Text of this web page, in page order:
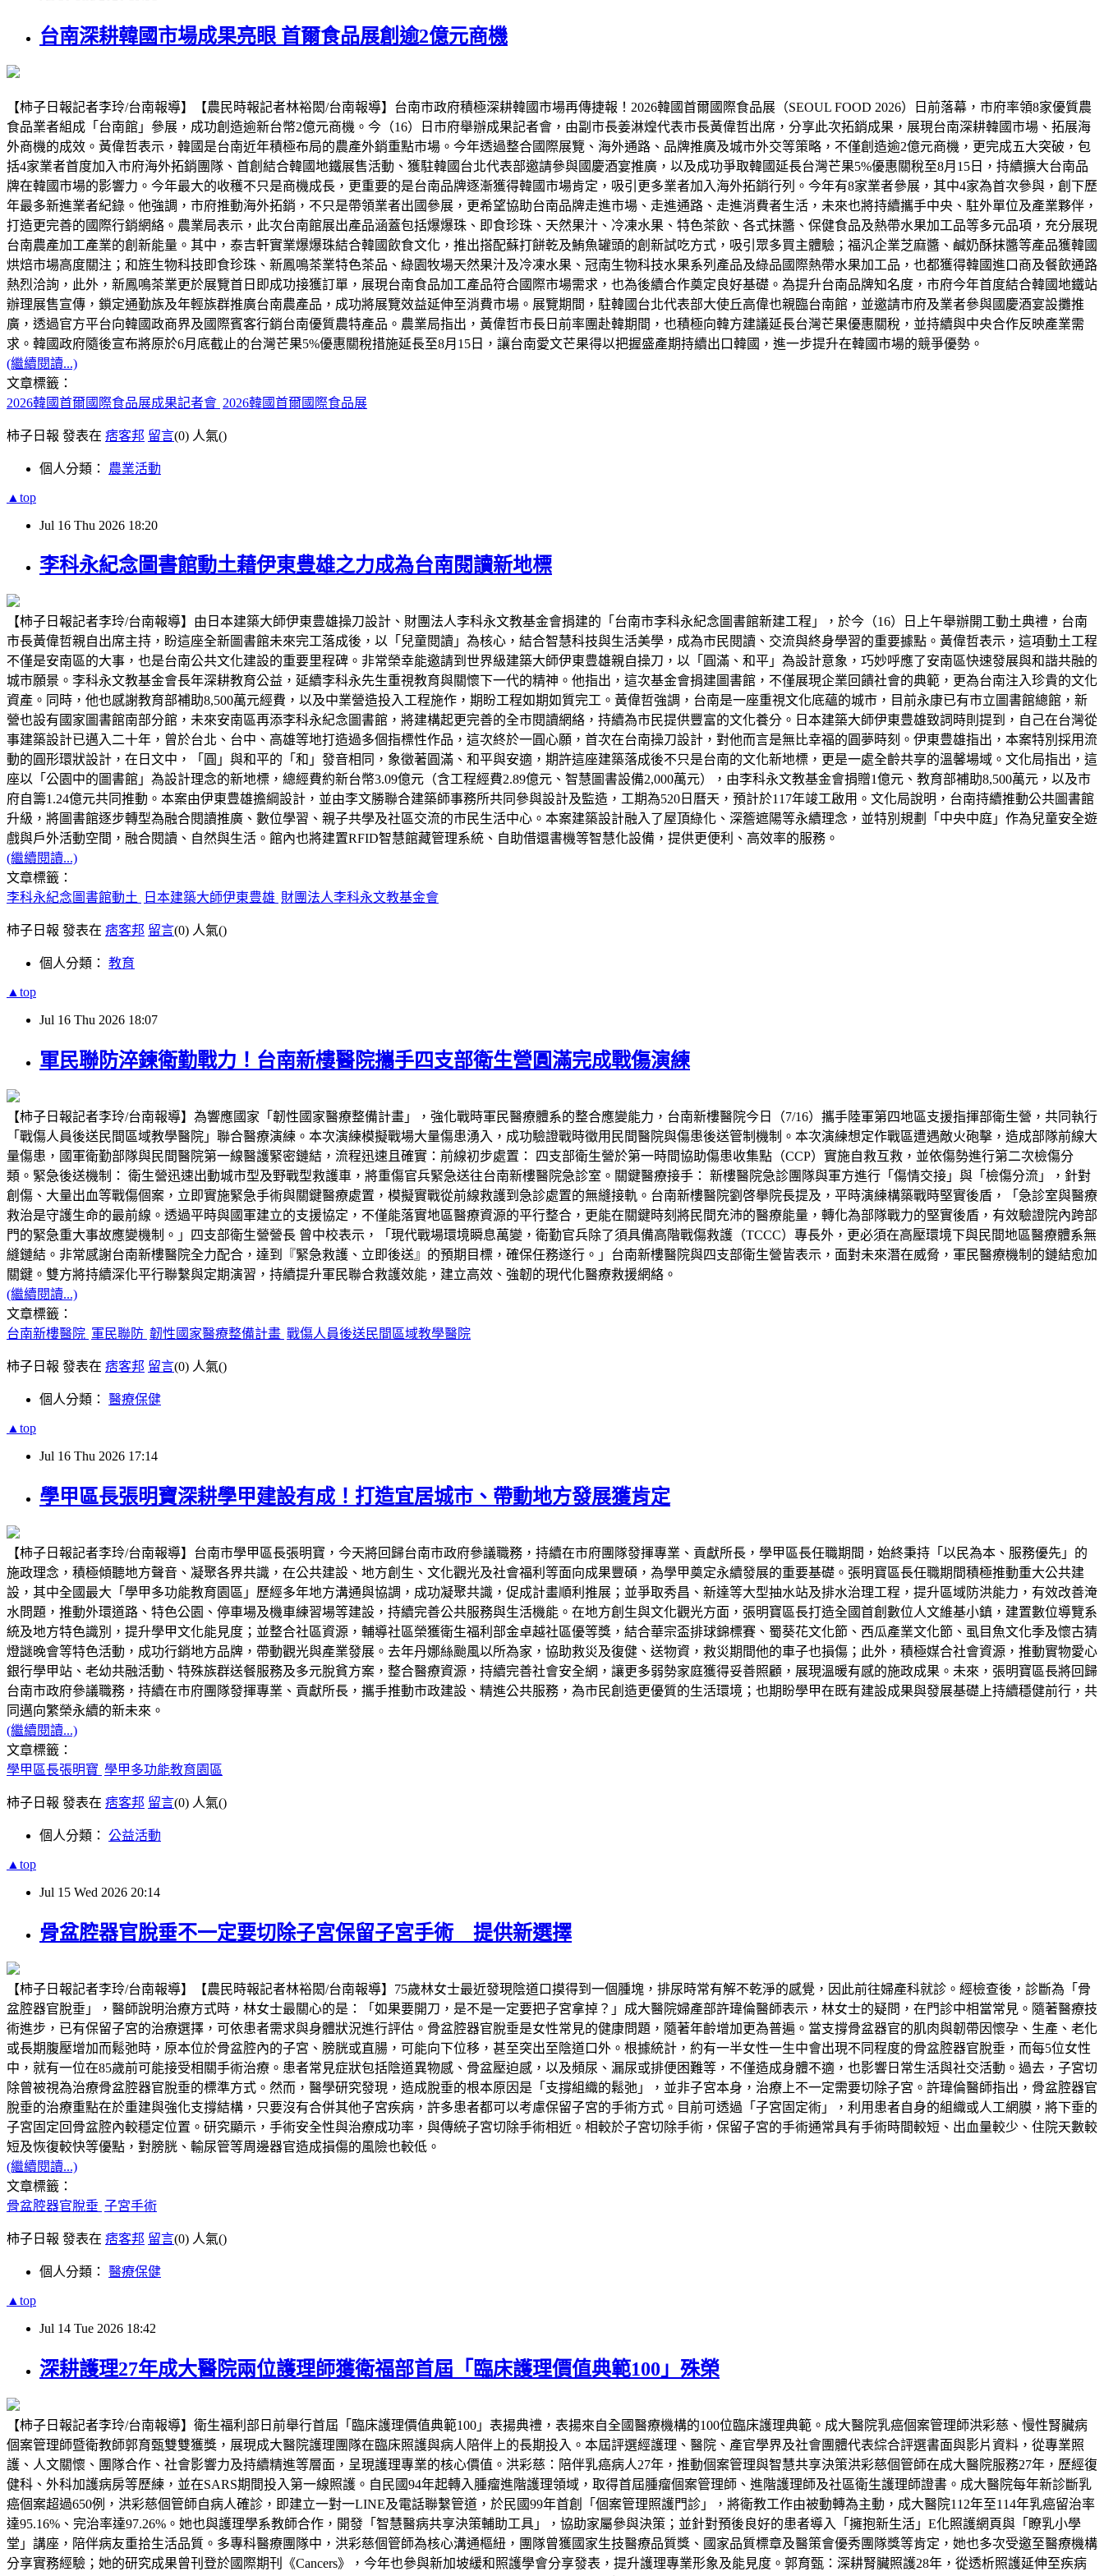
台南深耕韓國市場成果亮眼 首爾食品展創逾2億元商機
【柿子日報記者李玲/台南報導】【農民時報記者林裕閎/台南報導】台南市政府積極深耕韓國市場再傳捷報！2026韓國首爾國際食品展（SEOUL FOOD 2026）日前落幕，市府率領8家優質農
食品業者組成「台南館」參展，成功創造逾新台幣2億元商機。今（16）日市府舉辦成果記者會，由副市長姜淋煌代表市長黃偉哲出席，分享此次拓銷成果，展現台南深耕韓國市場、拓展海
外商機的成效。黃偉哲表示，韓國是台南近年積極布局的農產外銷重點市場。今年透過整合國際展覽、海外通路、品牌推廣及城市外交等策略，不僅創造逾2億元商機，更完成五大突破，包
括4家業者首度加入市府海外拓銷團隊、首創結合韓國地鐵展售活動、獲駐韓國台北代表部邀請參與國慶酒宴推廣，以及成功爭取韓國延長台灣芒果5%優惠關稅至8月15日，持續擴大台南品
牌在韓國市場的影響力。今年最大的收穫不只是商機成長，更重要的是台南品牌逐漸獲得韓國市場肯定，吸引更多業者加入海外拓銷行列。今年有8家業者參展，其中4家為首次參與，創下歷
年最多新進業者紀錄。他強調，市府推動海外拓銷，不只是帶領業者出國參展，更希望協助台南品牌走進市場、走進通路、走進消費者生活，未來也將持續攜手中央、駐外單位及產業夥伴，
打造更完善的國際行銷網絡。農業局表示，此次台南館展出產品涵蓋包括爆爆珠、即食珍珠、天然果汁、冷凍水果、特色茶飲、各式抹醬、保健食品及熱帶水果加工品等多元品項，充分展現
台南農產加工產業的創新能量。其中，泰吉軒實業爆爆珠結合韓國飲食文化，推出搭配蘇打餅乾及鮪魚罐頭的創新試吃方式，吸引眾多買主體驗；福汎企業芝麻醬、鹹奶酥抹醬等產品獲韓國
烘焙市場高度關注；和旌生物科技即食珍珠、新鳳鳴茶業特色茶品、綠園牧場天然果汁及冷凍水果、冠南生物科技水果系列產品及綠品國際熱帶水果加工品，也都獲得韓國進口商及餐飲通路
熱烈洽詢，此外，新鳳鳴茶業更於展覽首日即成功接獲訂單，展現台南食品加工產品符合國際市場需求，也為後續合作奠定良好基礎。為提升台南品牌知名度，市府今年首度結合韓國地鐵站
辦理展售宣傳，鎖定通勤族及年輕族群推廣台南農產品，成功將展覽效益延伸至消費市場。展覽期間，駐韓國台北代表部大使丘高偉也親臨台南館，並邀請市府及業者參與國慶酒宴設攤推
廣，透過官方平台向韓國政商界及國際賓客行銷台南優質農特產品。農業局指出，黃偉哲市長日前率團赴韓期間，也積極向韓方建議延長台灣芒果優惠關稅，並持續與中央合作反映產業需
求。韓國政府隨後宣布將原於6月底截止的台灣芒果5%優惠關稅措施延長至8月15日，讓台南愛文芒果得以把握盛產期持續出口韓國，進一步提升在韓國市場的競爭優勢。
(繼續閱讀...)
文章標籤：
2026韓國首爾國際食品展成果記者會 2026韓國首爾國際食品展
柿子日報 發表在 痞客邦 留言(0) 人氣()
個人分類： 農業活動
▲top
Jul 16 Thu 2026 18:20
李科永紀念圖書館動土藉伊東豊雄之力成為台南閱讀新地標
【柿子日報記者李玲/台南報導】由日本建築大師伊東豊雄操刀設計、財團法人李科永文教基金會捐建的「台南市李科永紀念圖書館新建工程」，於今（16）日上午舉辦開工動土典禮，台南
市長黃偉哲親自出席主持，盼這座全新圖書館未來完工落成後，以「兒童閱讀」為核心，結合智慧科技與生活美學，成為市民閱讀、交流與終身學習的重要據點。黃偉哲表示，這項動土工程
不僅是安南區的大事，也是台南公共文化建設的重要里程碑。非常榮幸能邀請到世界級建築大師伊東豊雄親自操刀，以「圓滿、和平」為設計意象，巧妙呼應了安南區快速發展與和諧共融的
城市願景。李科永文教基金會長年深耕教育公益，延續李科永先生重視教育與關懷下一代的精神。他指出，這次基金會捐建圖書館，不僅展現企業回饋社會的典範，更為台南注入珍貴的文化
資產。同時，他也感謝教育部補助8,500萬元經費，以及中業營造投入工程施作，期盼工程如期如質完工。黃偉哲強調，台南是一座重視文化底蘊的城市，目前永康已有市立圖書館總館，新
營也設有國家圖書館南部分館，未來安南區再添李科永紀念圖書館，將建構起更完善的全市閱讀網絡，持續為市民提供豐富的文化養分。日本建築大師伊東豊雄致詞時則提到，自己在台灣從
事建築設計已邁入二十年，曾於台北、台中、高雄等地打造過多個指標性作品，這次終於一圓心願，首次在台南操刀設計，對他而言是無比幸福的圓夢時刻。伊東豊雄指出，本案特別採用流
動的圓形環狀設計，在日文中，「圓」與和平的「和」發音相同，象徵著圓滿、和平與安適，期許這座建築落成後不只是台南的文化新地標，更是一處全齡共享的溫馨場域。文化局指出，這
座以「公園中的圖書館」為設計理念的新地標，總經費約新台幣3.09億元（含工程經費2.89億元、智慧圖書設備2,000萬元），由李科永文教基金會捐贈1億元、教育部補助8,500萬元，以及市
府自籌1.24億元共同推動。本案由伊東豊雄擔綱設計，並由李文勝聯合建築師事務所共同參與設計及監造，工期為520日曆天，預計於117年竣工啟用。文化局說明，台南持續推動公共圖書館
升級，將圖書館逐步轉型為融合閱讀推廣、數位學習、親子共學及社區交流的市民生活中心。本案建築設計融入了屋頂綠化、深簷遮陽等永續理念，並特別規劃「中央中庭」作為兒童安全遊
戲與戶外活動空間，融合閱讀、自然與生活。館內也將建置RFID智慧館藏管理系統、自助借還書機等智慧化設備，提供更便利、高效率的服務。
(繼續閱讀...)
文章標籤：
李科永紀念圖書館動土
日本建築大師伊東豊雄 財團法人李科永文教基金會
柿子日報 發表在 痞客邦 留言(0) 人氣()
個人分類： 教育
▲top
Jul 16 Thu 2026 18:07
軍民聯防淬鍊衛勤戰力！台南新樓醫院攜手四支部衛生營圓滿完成戰傷演練
【柿子日報記者李玲/台南報導】為響應國家「韌性國家醫療整備計畫」，強化戰時軍民醫療體系的整合應變能力，台南新樓醫院今日（7/16）攜手陸軍第四地區支援指揮部衛生營，共同執行
「戰傷人員後送民間區域教學醫院」聯合醫療演練。本次演練模擬戰場大量傷患湧入，成功驗證戰時徵用民間醫院與傷患後送管制機制。本次演練想定作戰區遭遇敵火砲擊，造成部隊前線大
量傷患，國軍衛勤部隊與民間醫院第一線醫護緊密鏈結，流程迅速且確實：前線初步處置： 四支部衛生營於第一時間協助傷患收集點（CCP）實施自救互救，並依傷勢進行第二次檢傷分
類。緊急後送機制： 衛生營迅速出動城市型及野戰型救護車，將重傷官兵緊急送往台南新樓醫院急診室。關鍵醫療接手： 新樓醫院急診團隊與軍方進行「傷情交接」與「檢傷分流」，針對
創傷、大量出血等戰傷個案，立即實施緊急手術與關鍵醫療處置，模擬實戰從前線救護到急診處置的無縫接軌。台南新樓醫院劉啓擧院長提及，平時演練構築戰時堅實後盾，「急診室與醫療
救治是守護生命的最前線。透過平時與國軍建立的支援協定，不僅能落實地區醫療資源的平行整合，更能在關鍵時刻將民間充沛的醫療能量，轉化為部隊戰力的堅實後盾，有效驗證院內跨部
門的緊急重大事故應變機制。」四支部衛生營營長 曾中校表示，「現代戰場環境瞬息萬變，衛勤官兵除了須具備高階戰傷救護（TCCC）專長外，更必須在高壓環境下與民間地區醫療體系無
縫鏈結。非常感謝台南新樓醫院全力配合，達到『緊急救護、立即後送』的預期目標，確保任務遂行。」台南新樓醫院與四支部衛生營皆表示，面對未來潛在威脅，軍民醫療機制的鏈結愈加
關鍵。雙方將持續深化平行聯繫與定期演習，持續提升軍民聯合救護效能，建立高效、強韌的現代化醫療救援網絡。
(繼續閱讀...)
文章標籤：
台南新樓醫院 軍民聯防 韌性國家醫療整備計畫 戰傷人員後送民間區域教學醫院
柿子日報 發表在 痞客邦 留言(0) 人氣()
個人分類： 醫療保健
▲top
Jul 16 Thu 2026 17:14
學甲區長張明寶深耕學甲建設有成！打造宜居城市、帶動地方發展獲肯定
【柿子日報記者李玲/台南報導】台南市學甲區長張明寶，今天將回歸台南市政府參議職務，持續在市府團隊發揮專業、貢獻所長，學甲區長任職期間，始終秉持「以民為本、服務優先」的
施政理念，積極傾聽地方聲音、凝聚各界共識，在公共建設、地方創生、文化觀光及社會福利等面向成果豐碩，為學甲奠定永續發展的重要基礎。張明寶區長任職期間積極推動重大公共建
設，其中全國最大「學甲多功能教育園區」歷經多年地方溝通與協調，成功凝聚共識，促成計畫順利推展；並爭取秀昌、新達等大型抽水站及排水治理工程，提升區域防洪能力，有效改善淹
水問題，推動外環道路、特色公園、停車場及機車練習場等建設，持續完善公共服務與生活機能。在地方創生與文化觀光方面，張明寶區長打造全國首創數位人文維基小鎮，建置數位導覽系
統及地方特色識別，提升學甲文化能見度；並整合社區資源，輔導社區榮獲衛生福利部金卓越社區優等獎，結合華宗盃排球錦標賽、蜀葵花文化節、西瓜產業文化節、虱目魚文化季及懷古猜
燈謎晚會等特色活動，成功行銷地方品牌，帶動觀光與產業發展。去年丹娜絲颱風以所為家，協助救災及復健、送物資，救災期間他的車子也損傷；此外，積極媒合社會資源，推動實物愛心
銀行學甲站、老幼共融活動、特殊族群送餐服務及多元脫貧方案，整合醫療資源，持續完善社會安全網，讓更多弱勢家庭獲得妥善照顧，展現溫暖有感的施政成果。未來，張明寶區長將回歸
台南市政府參議職務，持續在市府團隊發揮專業、貢獻所長，攜手推動市政建設、精進公共服務，為市民創造更優質的生活環境；也期盼學甲在既有建設成果與發展基礎上持續穩健前行，共
同邁向繁榮永續的新未來。
(繼續閱讀...)
文章標籤：
學甲區長張明寶 學甲多功能教育園區
柿子日報 發表在 痞客邦 留言(0) 人氣()
個人分類： 公益活動
▲top
Jul 15 Wed 2026 20:14
骨盆腔器官脫垂不一定要切除子宮保留子宮手術 提供新選擇
【柿子日報記者李玲/台南報導】【農民時報記者林裕閎/台南報導】75歲林女士最近發現陰道口摸得到一個腫塊，排尿時常有解不乾淨的感覺，因此前往婦產科就診。經檢查後，診斷為「骨
盆腔器官脫垂」，醫師說明治療方式時，林女士最關心的是：「如果要開刀，是不是一定要把子宮拿掉？」成大醫院婦產部許瑋倫醫師表示，林女士的疑問，在門診中相當常見。隨著醫療技
術進步，已有保留子宮的治療選擇，可依患者需求與身體狀況進行評估。骨盆腔器官脫垂是女性常見的健康問題，隨著年齡增加更為普遍。當支撐骨盆器官的肌肉與韌帶因懷孕、生產、老化
或長期腹壓增加而鬆弛時，原本位於骨盆腔內的子宮、膀胱或直腸，可能向下位移，甚至突出至陰道口外。根據統計，約有一半女性一生中會出現不同程度的骨盆腔器官脫垂，而每5位女性
中，就有一位在85歲前可能接受相關手術治療。患者常見症狀包括陰道異物感、骨盆壓迫感，以及頻尿、漏尿或排便困難等，不僅造成身體不適，也影響日常生活與社交活動。過去，子宮切
除曾被視為治療骨盆腔器官脫垂的標準方式。然而，醫學研究發現，造成脫垂的根本原因是「支撐組織的鬆弛」，並非子宮本身，治療上不一定需要切除子宮。許瑋倫醫師指出，骨盆腔器官
脫垂的治療重點在於重建與強化支撐結構，只要沒有合併其他子宮疾病，許多患者都可以考慮保留子宮的手術方式。目前可透過「子宮固定術」，利用患者自身的組織或人工網膜，將下垂的
子宮固定回骨盆腔內較穩定位置。研究顯示，手術安全性與治療成功率，與傳統子宮切除手術相近。相較於子宮切除手術，保留子宮的手術通常具有手術時間較短、出血量較少、住院天數較
短及恢復較快等優點，對膀胱、輸尿管等周邊器官造成損傷的風險也較低。
(繼續閱讀...)
文章標籤：
骨盆腔器官脫垂 子宮手術
柿子日報 發表在 痞客邦 留言(0) 人氣()
個人分類： 醫療保健
▲top
Jul 14 Tue 2026 18:42
深耕護理27年成大醫院兩位護理師獲衛福部首屆「臨床護理價值典範100」殊榮
【柿子日報記者李玲/台南報導】衛生福利部日前舉行首屆「臨床護理價值典範100」表揚典禮，表揚來自全國醫療機構的100位臨床護理典範。成大醫院乳癌個案管理師洪彩慈、慢性腎臟病
個案管理師暨衛教師郭育甄雙雙獲獎，展現成大醫院護理團隊在臨床照護與病人陪伴上的長期投入。本屆評選經護理、醫院、產官學界及社會團體代表綜合評選書面與影片資料，從專業照
護、人文關懷、團隊合作、社會影響力及持續精進等層面，呈現護理專業的核心價值。洪彩慈：陪伴乳癌病人27年，推動個案管理與智慧共享決策洪彩慈個管師在成大醫院服務27年，歷經復
健科、外科加護病房等歷練，並在SARS期間投入第一線照護。自民國94年起轉入腫瘤進階護理領域，取得首屆腫瘤個案管理師、進階護理師及社區衛生護理師證書。成大醫院每年新診斷乳
癌個案超過650例，洪彩慈個管師自病人確診，即建立一對一LINE及電話聯繫管道，於民國99年首創「個案管理照護門診」，將衛教工作由被動轉為主動，成大醫院112年至114年乳癌留治率
達95.16%、完治率達97.26%。她也與護理學系教師合作，開發「智慧醫病共享決策輔助工具」，協助家屬參與決策；並針對預後良好的患者導入「擁抱新生活」E化照護網頁與「瞭乳小學
堂」講座，陪伴病友重拾生活品質。多專科醫療團隊中，洪彩慈個管師為核心溝通樞紐，團隊曾獲國家生技醫療品質獎、國家品質標章及醫策會優秀團隊獎等肯定，她也多次受邀至醫療機構
分享實務經驗；她的研究成果曾刊登於國際期刊《Cancers》，今年也參與新加坡緩和照護學會分享發表，提升護理專業形象及能見度。郭育甄：深耕腎臟照護28年，從透析照護延伸至疾病